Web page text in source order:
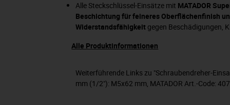
Alle Steckschlüssel-Einsätze mit MATADOR
Beschichtung für feineres Oberflächenfinish
Widerstandsfähigkeit gegen Beschädigungen,
Alle Produktinformationen
Weiterführende Links zu "Schraubendreher-
mm (1/2"): M5x62 mm, MATADOR Art.-Code: